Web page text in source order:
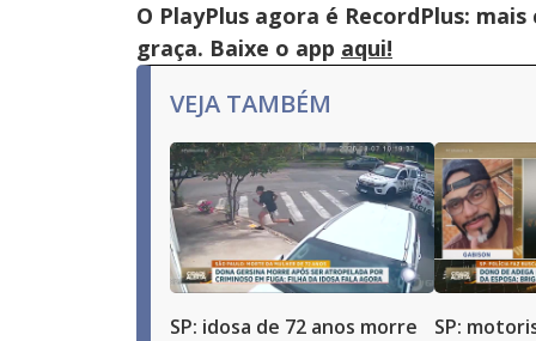
O PlayPlus agora é RecordPlus:
graça. Baixe o app aqui!
VEJA TAMBÉM
SP: idosa de 72 anos morre
SP: